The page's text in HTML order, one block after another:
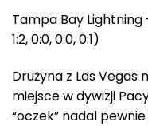
Tampa Bay Lightning
1:2, 0:0, 0:0, 0:1)
Drużyna z Las
miejsce w dywizji
“oczek” nadal